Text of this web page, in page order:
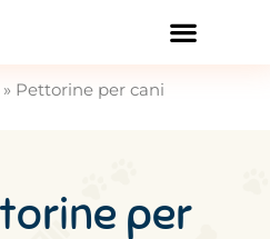
» Pettorine per cani
per